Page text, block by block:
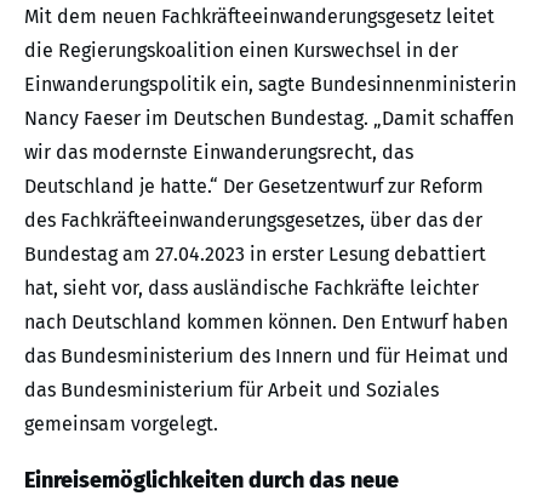
Mit dem neuen Fachkräfteeinwanderungsgesetz leitet
die Regierungskoalition einen Kurswechsel in der
Einwanderungspolitik ein, sagte Bundesinnenministerin
Nancy Faeser im Deutschen Bundestag. „Damit schaffen
wir das modernste Einwanderungsrecht, das
Deutschland je hatte.“ Der Gesetzentwurf zur Reform
des Fachkräfteeinwanderungsgesetzes, über das der
Bundestag am 27.04.2023 in erster Lesung debattiert
hat, sieht vor, dass ausländische Fachkräfte leichter
nach Deutschland kommen können. Den Entwurf haben
das Bundesministerium des Innern und für Heimat und
das Bundesministerium für Arbeit und Soziales
gemeinsam vorgelegt.
Einreisemöglichkeiten durch das neue